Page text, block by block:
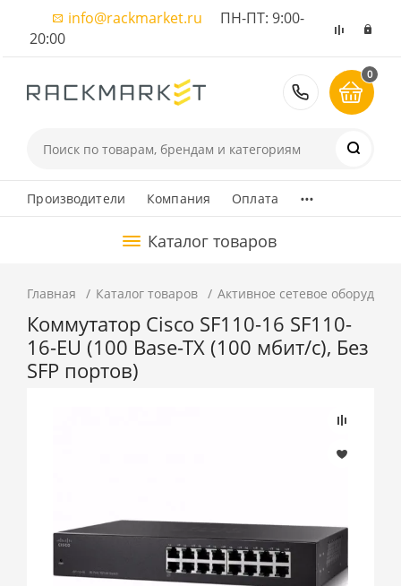
info@rackmarket.ru ПН-ПТ: 9:00-
20:00
8 (495)
0
Производители Компания Оплата ...
Каталог товаров
Главная Каталог товаров Активное сетевое
Коммутатор Cisco SF110-16 SF110-
16-EU (100 Base-TX (100 мбит/с), Без
SFP портов)